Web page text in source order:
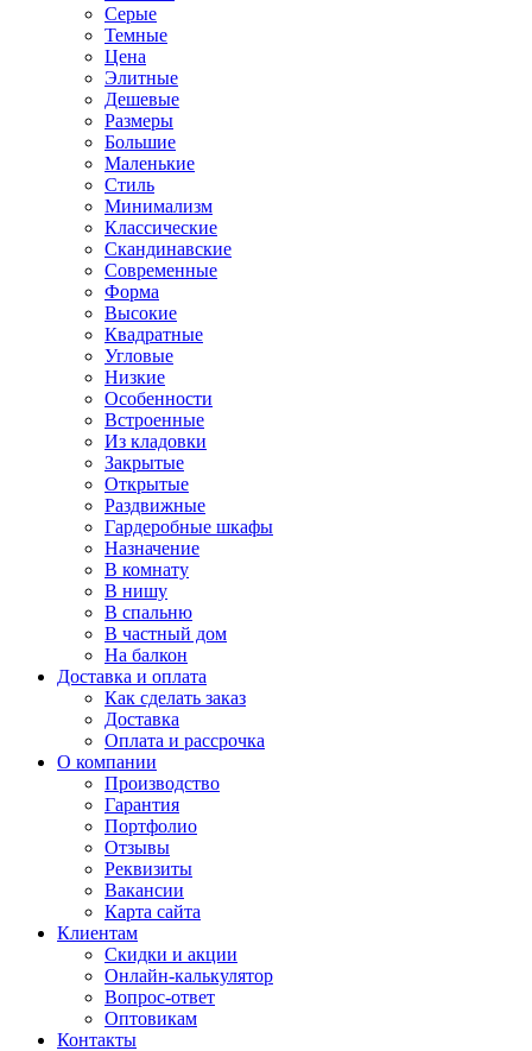
Серые
Темные
Цена
Элитные
Дешевые
Размеры
Большие
Маленькие
Стиль
Минимализм
Классические
Скандинавские
Современные
Форма
Высокие
Квадратные
Угловые
Низкие
Особенности
Встроенные
Из кладовки
Закрытые
Открытые
Раздвижные
Гардеробные шкафы
Назначение
В комнату
В нишу
В спальню
В частный дом
На балкон
Доставка и оплата
Как сделать заказ
Доставка
Оплата и рассрочка
О компании
Производство
Гарантия
Портфолио
Отзывы
Реквизиты
Вакансии
Карта сайта
Клиентам
Скидки и акции
Онлайн-калькулятор
Вопрос-ответ
Оптовикам
Контакты